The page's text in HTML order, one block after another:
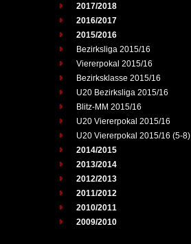
2017/2018
2016/2017
2015/2016
Bezirksliga 2015/16
Viererpokal 2015/16
Bezirksklasse 2015/16
U20 Bezirksliga 2015/16
Blitz-MM 2015/16
U20 Viererpokal 2015/16
U20 Viererpokal 2015/16 (5-8)
2014/2015
2013/2014
2012/2013
2011/2012
2010/2011
2009/2010